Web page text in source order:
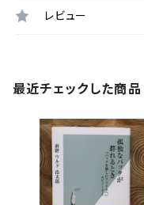
レビュー
最近チェックした商品